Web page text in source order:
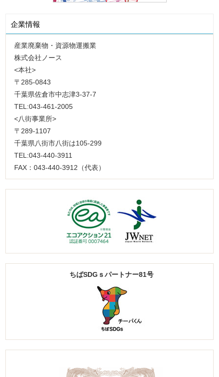
企業情報
産業廃棄物・資源物運搬業
株式会社ノース
<本社>
〒285-0843
千葉県佐倉市中志津3-37-7
TEL:043-461-2005
<八街事業所>
〒289-1107
千葉県八街市八街は105-299
TEL:043-440-3911
FAX：043-440-3912（代表）
ちばSDGｓパートナー81号